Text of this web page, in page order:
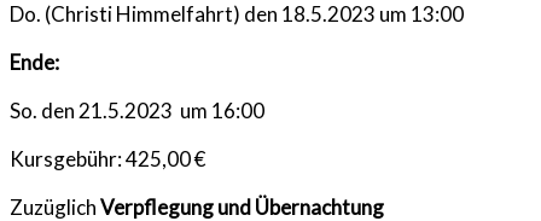
Do. (Christi Himmelfahrt) den 18.5.2023 um 13:00
Ende:
So. den 21.5.2023 um 16:00
Kursgebühr: 425,00 €
ZuzüglichVerpflegung und Übernachtung